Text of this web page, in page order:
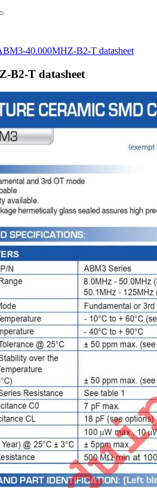
40.000MHZ-B2-T datasheet
B2-T datasheet